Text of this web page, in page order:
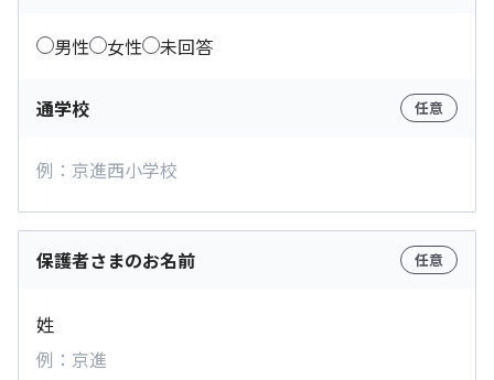
男性 女性 未回答
通学校 任意
保護者さまのお名前 任意
姓